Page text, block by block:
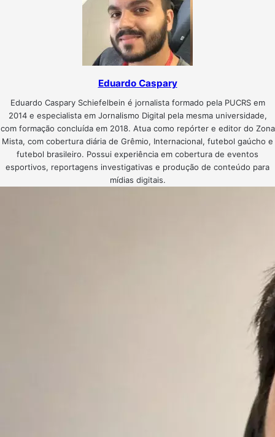
Eduardo Caspary
Eduardo Caspary Schiefelbein é jornalista formado pela PUCRS em
2014 e especialista em Jornalismo Digital pela mesma universidade,
com formação concluída em 2018. Atua como repórter e editor do Zona
Mista, com cobertura diária de Grêmio, Internacional, futebol gaúcho e
futebol brasileiro. Possui experiência em cobertura de eventos
esportivos, reportagens investigativas e produção de conteúdo para
mídias digitais.